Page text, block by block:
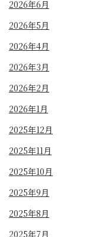
2026年6月
2026年5月
2026年4月
2026年3月
2026年2月
2026年1月
2025年12月
2025年11月
2025年10月
2025年9月
2025年8月
2025年7月